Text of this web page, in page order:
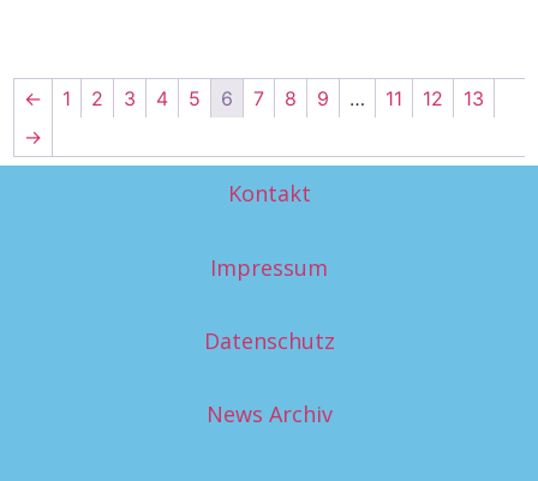
← 1 2 3 4 5 6 7 8 9 … 11 12
13
→
Kontakt
Impressum
Datenschutz
News Archiv